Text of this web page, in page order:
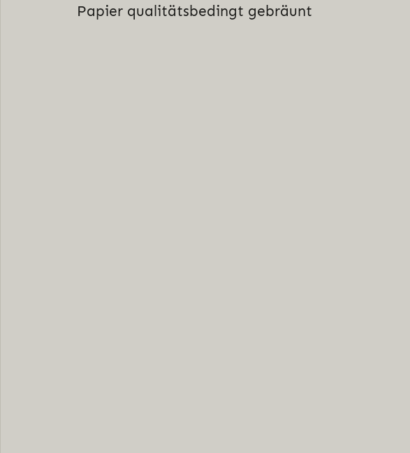
Papier qualitätsbedingt gebräunt